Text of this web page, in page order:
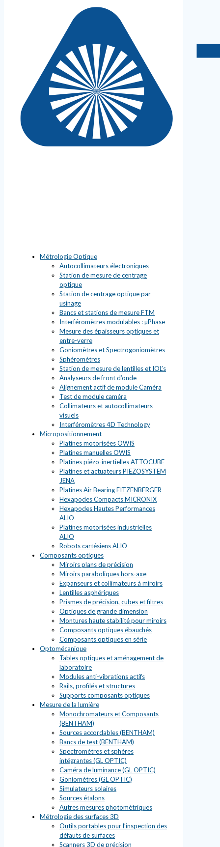
Métrologie Optique
Autocollimateurs électroniques
Station de mesure de centrage
optique
Station de centrage optique par
usinage
Bancs et stations de mesure FTM
Interféromètres modulables : µPhase
Mesure des épaisseurs optiques et
entre-verre
Goniomètres et Spectrogoniomètres
Sphéromètres
Station de mesure de lentilles et IOL’s
Analyseurs de front d’onde
Alignement actif de module Caméra
Test de module caméra
Collimateurs et autocollimateurs
visuels
Interféromètres 4D Technology
Micropositionnement
Platines motorisées OWIS
Platines manuelles OWIS
Platines piézo-inertielles ATTOCUBE
Platines et actuateurs PIEZOSYSTEM
JENA
Platines Air Bearing EITZENBERGER
Hexapodes Compacts MICRONIX
Hexapodes Hautes Performances
ALIO
Platines motorisées industrielles
ALIO
Robots cartésiens ALIO
Composants optiques
Miroirs plans de précision
Miroirs paraboliques hors-axe
Expanseurs et collimateurs à miroirs
Lentilles asphériques
Prismes de précision, cubes et filtres
Optiques de grande dimension
Montures haute stabilité pour miroirs
Composants optiques ébauchés
Composants optiques en série
Optomécanique
Tables optiques et aménagement de
laboratoire
Modules anti-vibrations actifs
Rails, profilés et structures
Supports composants optiques
Mesure de la lumière
Monochromateurs et Composants
(BENTHAM)
Sources accordables (BENTHAM)
Bancs de test (BENTHAM)
Spectromètres et sphères
intégrantes (GL OPTIC)
Caméra de luminance (GL OPTIC)
Goniomètres (GL OPTIC)
Simulateurs solaires
Sources étalons
Autres mesures photométriques
Métrologie des surfaces 3D
Outils portables pour l’inspection des
défauts de surfaces
Scanners 3D de précision